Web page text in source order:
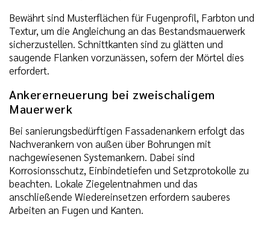
Bewährt sind Musterflächen für Fugenprofil, Farbton und
Textur, um die Angleichung an das Bestandsmauerwerk
sicherzustellen. Schnittkanten sind zu glätten und
saugende Flanken vorzunässen, sofern der Mörtel dies
erfordert.
Ankererneuerung bei zweischaligem
Mauerwerk
Bei sanierungsbedürftigen Fassadenankern erfolgt das
Nachverankern von außen über Bohrungen mit
nachgewiesenen Systemankern. Dabei sind
Korrosionsschutz, Einbindetiefen und Setzprotokolle zu
beachten. Lokale Ziegelentnahmen und das
anschließende Wiedereinsetzen erfordern sauberes
Arbeiten an Fugen und Kanten.